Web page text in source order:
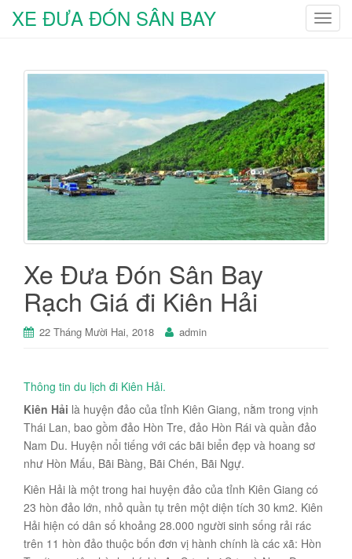
T
g
l
e
n
a
v
i
g
a
t
XE ĐƯA ĐÓN SÂN BAY
Xe Đưa Đón Sân Bay
Rạch Giá đi Kiên Hải
22 Tháng Mười Hai, 2018 admin
Thông tin du lịch đi Kiên Hải.
Kiên Hải là huyện đảo của tỉnh Kiên Giang, nằm trong vịnh
Thái Lan, bao gồm đảo Hòn Tre, đảo Hòn Rái và quần đảo
Nam Du. Huyện nổi tiếng với các bãi biển đẹp và hoang sơ
như Hòn Mấu, Bãi Bàng, Bãi Chén, Bãi Ngự.
Kiên Hải là một trong hai huyện đảo của tỉnh Kiên Giang có
23 hòn đảo lớn, nhỏ quần tụ trên một diện tích 30 km2. Kiên
Hải hiện có dân số khoảng 28.000 người sinh sống rải rác
trên 11 hòn đảo thuộc bốn đơn vị hành chính là các xã: Hòn